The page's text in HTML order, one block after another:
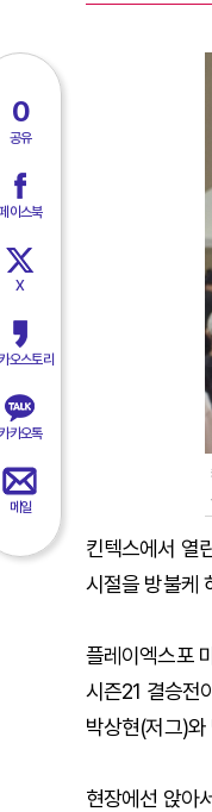
0
공유
이스북
X
오스토리
카오톡
메일
킨텍스에서 열
시절을 방불케
플레이엑스포
시즌21 결승전
박상현(저그)와
현장에선 앉아